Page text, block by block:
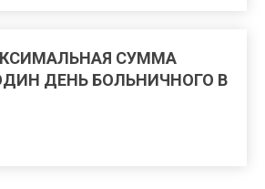
СУММА
ДЕНЬ БОЛЬНИЧНОГО В